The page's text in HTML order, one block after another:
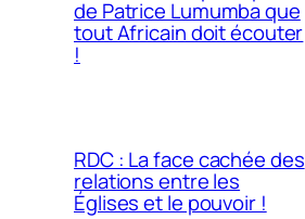
de Patrice Lumumba que
tout Africain doit écouter
!
RDC : La face cachée des
relations entre les
Églises et le pouvoir !